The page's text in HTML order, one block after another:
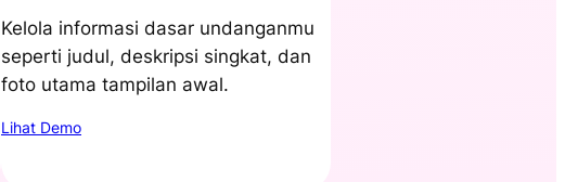
Kelola informasi dasar undanganmu
seperti judul, deskripsi singkat, dan
foto utama tampilan awal.
Lihat Demo